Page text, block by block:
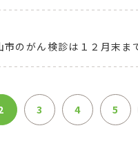
市のがん検診は１２月末ま
3 4 5